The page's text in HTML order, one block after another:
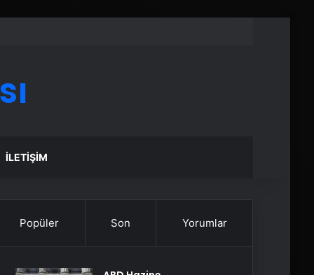
İLETIŞIM
Popüler Son Yorumlar